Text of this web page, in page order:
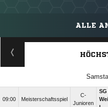
ALLE
09:00 Meisterschaftsspiel
C-
Junioren